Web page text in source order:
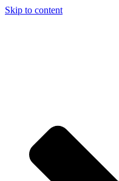
Skip to content